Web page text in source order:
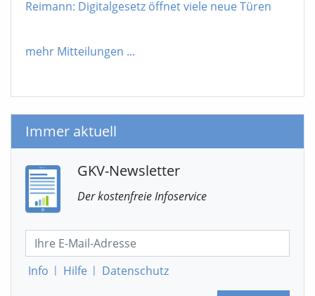
Reimann: Digitalgesetz öffnet viele neue Türen
mehr Mitteilungen ...
Immer aktuell
GKV-Newsletter
Der kostenfreie Infoservice
Info | Hilfe | Datenschutz